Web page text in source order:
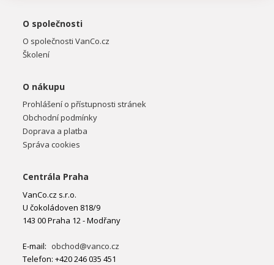
O společnosti
O společnosti VanCo.cz
Školení
O nákupu
Prohlášení o přístupnosti stránek
Obchodní podmínky
Doprava a platba
Správa cookies
Centrála Praha
VanCo.cz s.r.o.
U čokoládoven 818/9
143 00 Praha 12 - Modřany
E-mail: obchod@vanco.cz
Telefon: +420 246 035 451